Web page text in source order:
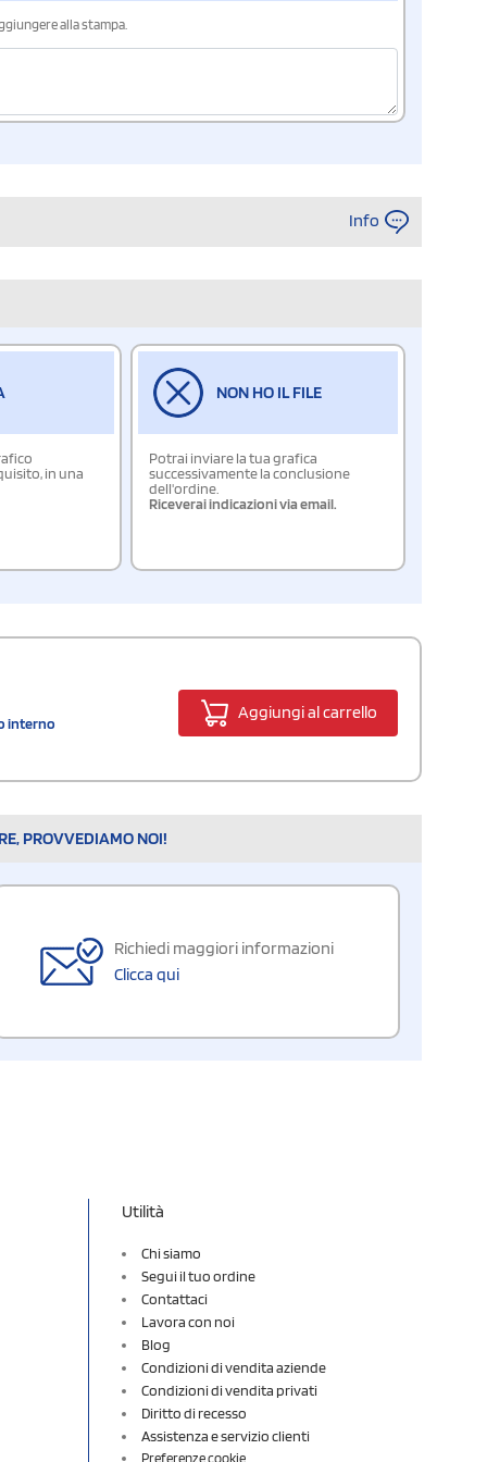
alla stampa.
Info
in una
NON HO IL FILE
Potrai inviare la tua grafica
successivamente la conclusione
dell'ordine.
Riceverai indicazioni via email.
interno
Aggiungi al carrello
PROVVEDIAMO NOI!
Richiedi maggiori informazioni
Clicca qui
Utilità
Chi siamo
Segui il tuo ordine
Contattaci
Lavora con noi
Blog
Condizioni di vendita aziende
Condizioni di vendita privati
Diritto di recesso
Assistenza e servizio clienti
Preferenze cookie